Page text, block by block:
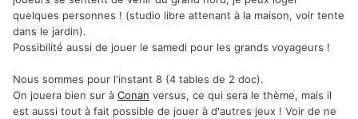
quelques personnes ! (studio libre attenant à la maison, voir tente
dans le jardin).
Possibilité aussi de jouer le samedi pour les grands voyageurs !
Nous sommes pour l'instant 8 (4 tables de 2 doc).
On jouera bien sur à Conan versus, ce qui sera le thème, mais il
est aussi tout à fait possible de jouer à d'autres jeux ! Voir de ne